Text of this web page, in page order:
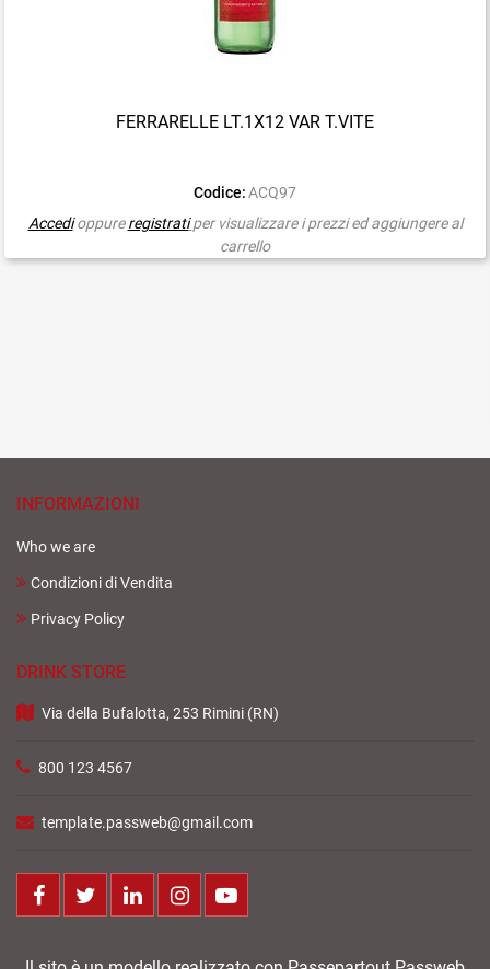
FERRARELLE LT.1X12 VAR T.VITE
Codice: ACQ97
Accedioppureregistrati per visualizzare i prezzi ed aggiungere al
carrello
INFORMAZIONI
Who we are
Condizioni di Vendita
Privacy Policy
DRINK STORE
Via della Bufalotta, 253 Rimini (RN)
800 123 4567
template.passweb@gmail.com
FacebookTwitter LinkedIn